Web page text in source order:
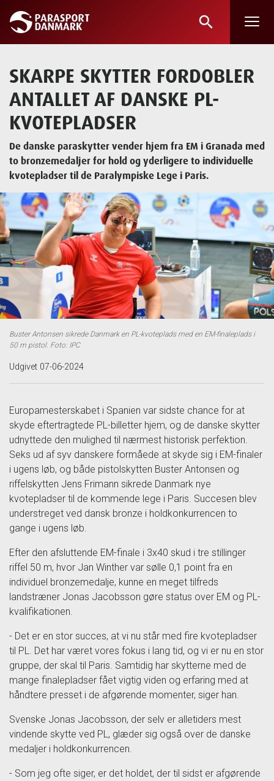
Skip
to
content
search
SKARPE SKYTTER FORDOBLER
ANTALLET AF DANSKE PL-
KVOTEPLADSER
De danske paraskytter vender hjem fra EM i Granada med
to bronzemedaljer for hold og yderligere to individuelle
kvotepladser til de Paralympiske Lege i Paris.
Buster Antonsen sikrede Danmark en PL-kvoteplads med en EM-finaleplads i
50 m pistol. Foto: IPC
Udgivet 07-06-2024
Europamesterskabet i Spanien var sidste chance for at
skyde eftertragtede PL-billetter hjem, og de danske skytter
udnyttede den mulighed til nærmest historisk perfektion.
Seks ud af syv danskere formåede at skyde sig i EM-finaler
i ugens løb, og både pistolskytten Buster Antonsen og
riffelskytten Jens Frimann sikrede Danmark nye
kvotepladser til de kommende lege i Paris. Succesen blev
understreget ved dansk bronze i holdkonkurrencen to
gange i ugens løb.
Efter den afsluttende EM-finale i 3x40 skud i tre stillinger
riffel 50 m, hvor Jan Winther var sølle 0,1 point fra en
individuel bronzemedalje, kunne en meget tilfreds
landstræner Jonas Jacobsson gøre status over EM og PL-
kvalifikationen.
- Det er en stor succes, at vi nu står med fire kvotepladser
til PL. Det har været vores fokus i lang tid, og vi er nu en stor
gruppe, der skal til Paris. Samtidig har skytterne med de
mange finalepladser fået vigtig viden og erfaring med at
håndtere presset i de afgørende momenter, siger han.
Svenske Jonas Jacobsson, der selv er alletiders mest
vindende skytte ved PL, glæder sig også over de danske
medaljer i holdkonkurrencen.
- Som jeg ofte siger, er det holdet, der til sidst er afgørende